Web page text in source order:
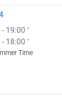
19:00 °
18:00 °
Time